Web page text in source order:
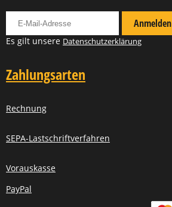
Anmelden
Es gilt unsere Datenschutzerklärung
Zahlungsarten
Rechnung
SEPA-Lastschriftverfahren
Vorauskasse
PayPal